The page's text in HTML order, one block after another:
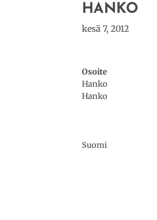
HANKO
kesä 7, 2012
Osoite
Hanko
Hanko
Suomi